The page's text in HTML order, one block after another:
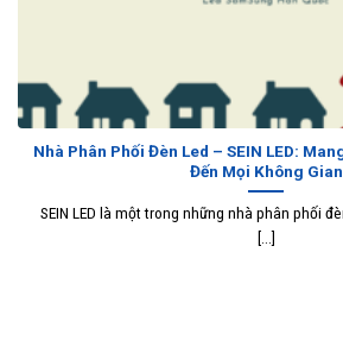
Nhà Phân Phối Đèn Led – SEIN LED:
Đến Mọi Không Gian
SEIN LED là một trong những nhà phân phối
[...]